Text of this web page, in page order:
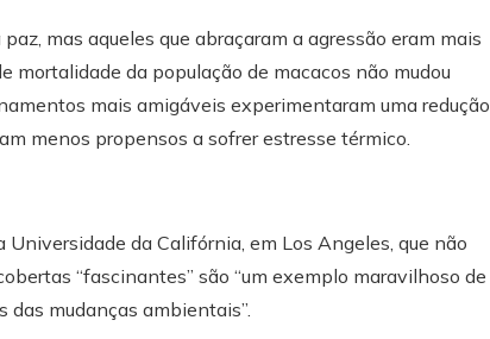
mas aqueles que abraçaram a agressão eram mais
mortalidade da população de macacos não mudou
mais amigáveis ​​experimentaram uma redução
menos propensos a sofrer estresse térmico.
da Califórnia, em Los Angeles, que não
“fascinantes” são “um exemplo maravilhoso de
mudanças ambientais”.